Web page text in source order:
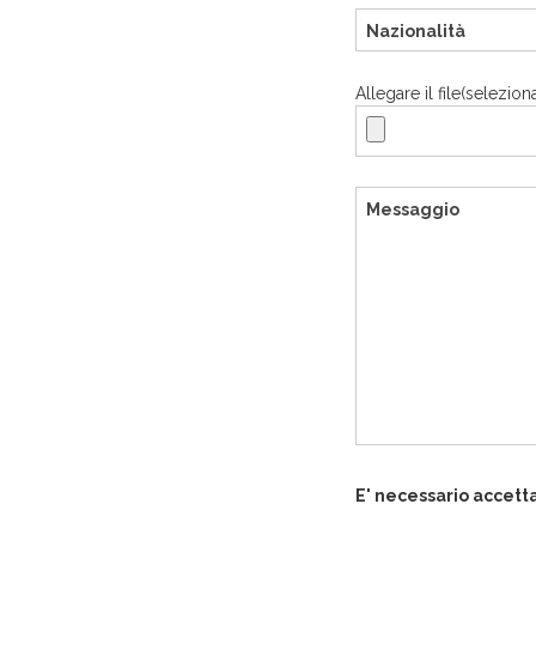
Allegare il
E' necessario